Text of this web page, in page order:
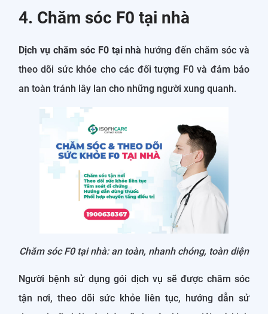
4. Chăm sóc F0 tại nhà
Dịch vụ chăm sóc F0 tại nhà hướng đến chăm sóc và
theo dõi sức khỏe cho các đối tượng F0 và đảm bảo
an toàn tránh lây lan cho những người xung quanh.
Chăm sóc F0 tại nhà: an toàn, nhanh chóng, toàn diện
Người bệnh sử dụng gói dịch vụ sẽ được chăm sóc
tận nơi, theo dõi sức khỏe liên tục, hướng dẫn sử